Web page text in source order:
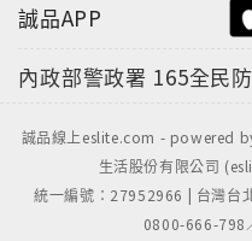
誠品APP
內政部警政署 165全民
誠品線上eslite.com - powered
生活股份有限公司
統一編號：27952966 | 台灣台
0800-666-798